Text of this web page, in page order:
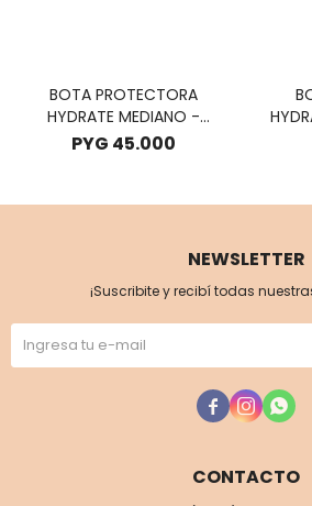
BOTA PROTECTORA
HYDRATE MEDIANO -
CORAL
PYG 45.000
CONTACTO
NEWSLETTER
¡Suscribite y recibí todas
  